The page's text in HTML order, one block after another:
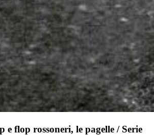
flop rossoneri, le pagelle / Serie